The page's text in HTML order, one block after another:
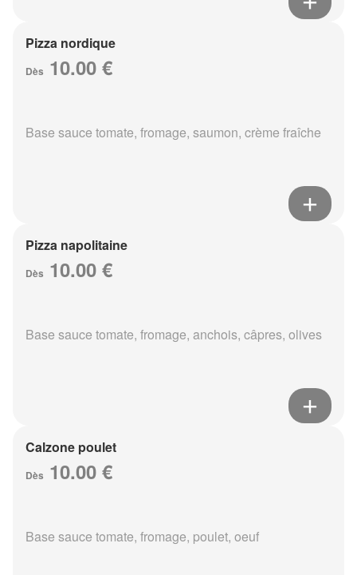
Pizza nordique
Dès 10.00 €
Base sauce tomate, fromage, saumon, crème fraîche
Pizza napolitaine
Dès 10.00 €
Base sauce tomate, fromage, anchois, câpres, olives
Calzone poulet
Dès 10.00 €
Base sauce tomate, fromage, poulet, oeuf